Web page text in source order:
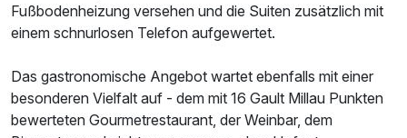
Fußbodenheizung versehen und die Suiten zusätzlich mit
einem schnurlosen Telefon aufgewertet.
Das gastronomische Angebot wartet ebenfalls mit einer
besonderen Vielfalt auf - dem mit 16 Gault Millau Punkten
bewerteten Gourmetrestaurant, der Weinbar, dem